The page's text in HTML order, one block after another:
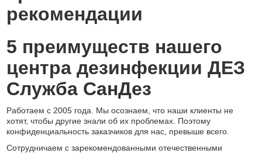
5 преимуществ нашего
центра дезинфекции ДЕЗ
Служба СанДез
Работаем с 2005 года. Мы осознаем, что наши клиенты не
хотят, чтобы другие знали об их проблемах. Поэтому
конфиденциальность заказчиков для нас, превыше всего.
Сотрудничаем с зарекомендованными отечественными